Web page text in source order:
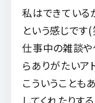
私はできている
という感じです
仕事中の雑談や
らありがたいア
こういうことも